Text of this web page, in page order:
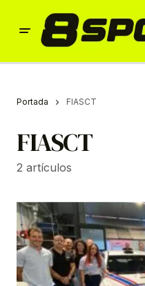
Portada FIASCT
FIASCT
2 artículos